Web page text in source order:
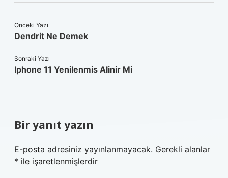
Önceki Yazı
Dendrit Ne Demek
Sonraki Yazı
Iphone 11 Yenilenmis Alinir Mi
Bir yanıt yazın
E-posta adresiniz yayınlanmayacak. Gerekli alanlar
* ile işaretlenmişlerdir